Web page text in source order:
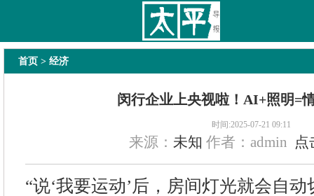
国内 国际 教育
首页 > 经济
闵行企业上央视啦！AI+照明=
时间:2025-07-21 09:11
来源： 未知 作者：admin 点
“说‘我要运动’后，房间灯光就会自